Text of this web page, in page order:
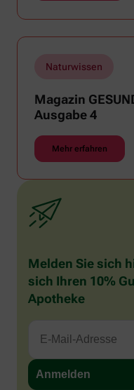
Naturwissen
Magazin
Ausgabe 4
Mehr erfahren
Melden Sie sich
sich Ihren 10%
Apotheke